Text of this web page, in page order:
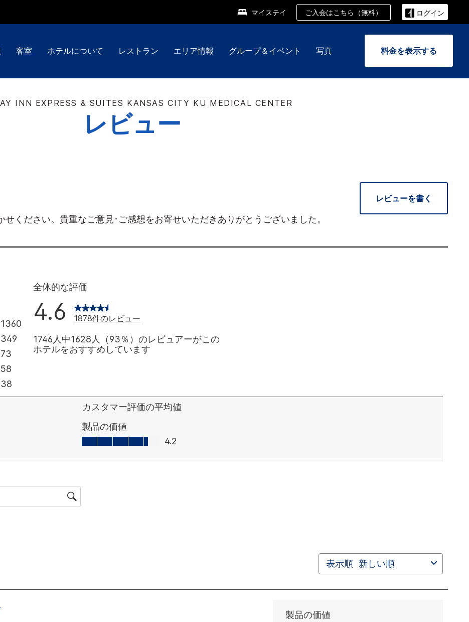
マイステイ ご入会はこちら（無料） ログイン
客室 ホテルについて レストラン エリア情報 グループ＆イベント 写真 料金を表示する
INN EXPRESS & SUITES KANSAS CITY KU MEDICAL CENTER
レビュー
ください。貴重なご意見･ご感想をお寄せいただきありがとうございました。
レビューを書く